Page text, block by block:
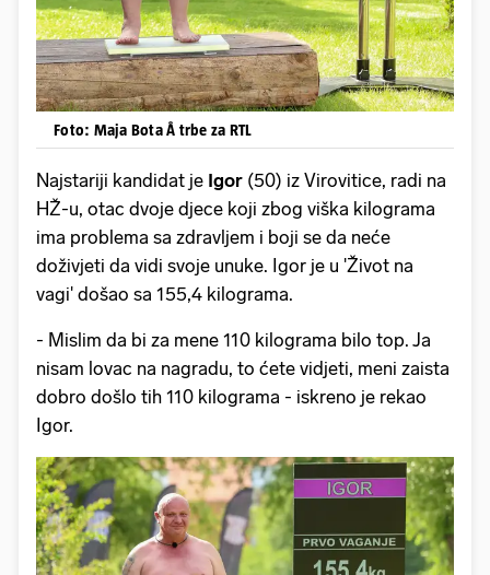
Foto: Maja Bota Å trbe za RTL
Najstariji kandidat je Igor (50) iz Virovitice, radi na
HŽ-u, otac dvoje djece koji zbog viška kilograma
ima problema sa zdravljem i boji se da neće
doživjeti da vidi svoje unuke. Igor je u 'Život na
vagi' došao sa 155,4 kilograma.
- Mislim da bi za mene 110 kilograma bilo top. Ja
nisam lovac na nagradu, to ćete vidjeti, meni zaista
dobro došlo tih 110 kilograma - iskreno je rekao
Igor.